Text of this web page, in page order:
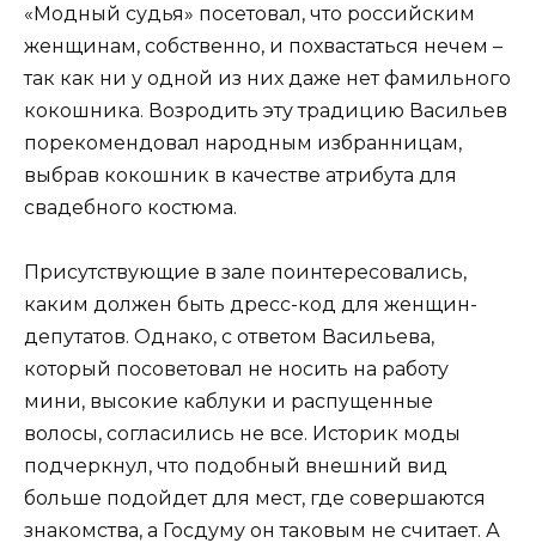
«Модный судья» посетовал, что российским
женщинам, собственно, и похвастаться нечем –
так как ни у одной из них даже нет фамильного
кокошника. Возродить эту традицию Васильев
порекомендовал народным избранницам,
выбрав кокошник в качестве атрибута для
свадебного костюма.
Присутствующие в зале поинтересовались,
каким должен быть дресс-код для женщин-
депутатов. Однако, с ответом Васильева,
который посоветовал не носить на работу
мини, высокие каблуки и распущенные
волосы, согласились не все. Историк моды
подчеркнул, что подобный внешний вид
больше подойдет для мест, где совершаются
знакомства, а Госдуму он таковым не считает. А